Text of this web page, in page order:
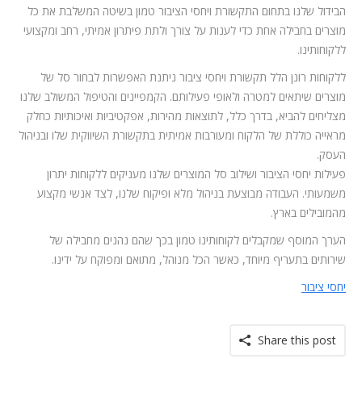
הבידול שלנו בתחום התקשורת ויחסי הציבור טמון בשיטה המשלבת את כל
מוצרים בחבילה אחת כדי לענות על צורך ולתת פיתרון אמיתי, רחב ומקצועי
ללקוחותינו.
ללקוחות רונן הלל תקשורת ויחסי ציבור ניתנת האפשרות לבחור סל של
מוצרים שיתאים למטרה ולאופי פעילותם. הקמפיינים והטיפול המשולב שלנו
מצליחים להביא, בדרך כלל, לתוצאות מהירות, אפקטיביות ואיכותיות כחלק
מראייה כוללת של הלקוח ומעורבות אמיתית בתקשורת השיווקית שלו ובניהול
העסק.
פעילות יחסי הציבור ושילוב סל המוצרים שלנו מעניקים ללקוחות יתרון
משמעותי. העבודה מבוצעת בניהול מלא ופיקוח שלנו, לצד אנשי מקצוע
מהמובילים בארץ.
הערך המוסף שמקבלים לקוחותינו טמון בכך שהם נהנים מחבילה של
שירותים בתעריף מיוחד, כאשר הכל מנוהל, מתואם ומפוקח על ידינו.
יחסי ציבור
Share this post